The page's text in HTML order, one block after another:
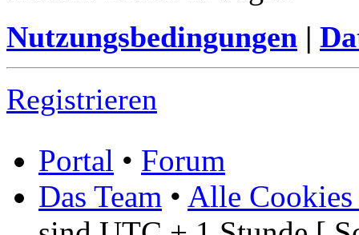
Nutzungsbedingungen |
Registrieren
Portal • Forum
Das Team • Alle Cookies